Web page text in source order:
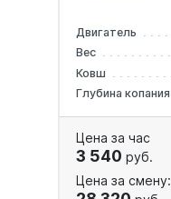
Двигатель
Вес
Ковш
Глубина копания
Цена за час
3 540 руб.
Цена за смену: